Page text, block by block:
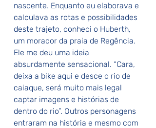
nascente. Enquanto eu elaborava e
calculava as rotas e possibilidades
deste trajeto, conheci o Huberth,
um morador da praia de Regência.
Ele me deu uma ideia
absurdamente sensacional. “Cara,
deixa a bike aqui e desce o rio de
caiaque, será muito mais legal
captar imagens e histórias de
dentro do rio”. Outros personagens
entraram na história e mesmo com